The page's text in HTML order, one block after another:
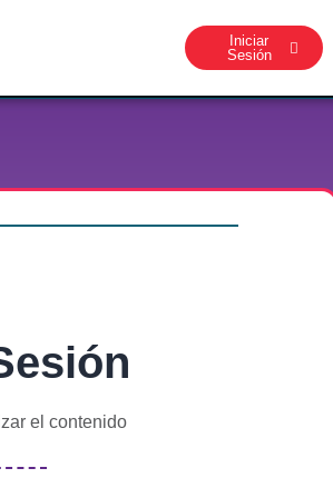
Iniciar
Sesión
el contenido